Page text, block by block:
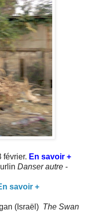
février. En savoir +
Danser autre -
savoir +
(Israël) The Swan